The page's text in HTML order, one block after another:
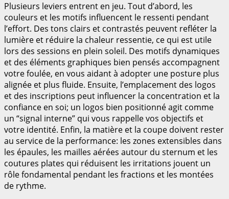
Plusieurs leviers entrent en jeu. Tout d’abord, les
couleurs et les motifs influencent le ressenti pendant
l’effort. Des tons clairs et contrastés peuvent refléter la
lumière et réduire la chaleur ressentie, ce qui est utile
lors des sessions en plein soleil. Des motifs dynamiques
et des éléments graphiques bien pensés accompagnent
votre foulée, en vous aidant à adopter une posture plus
alignée et plus fluide. Ensuite, l’emplacement des logos
et des inscriptions peut influencer la concentration et la
confiance en soi; un logos bien positionné agit comme
un “signal interne” qui vous rappelle vos objectifs et
votre identité. Enfin, la matière et la coupe doivent rester
au service de la performance: les zones extensibles dans
les épaules, les mailles aérées autour du sternum et les
coutures plates qui réduisent les irritations jouent un
rôle fondamental pendant les fractions et les montées
de rythme.